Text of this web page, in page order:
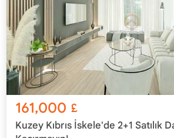
161,000 £
Kuzey Kıbrıs İskele'de 2+1 Satılık